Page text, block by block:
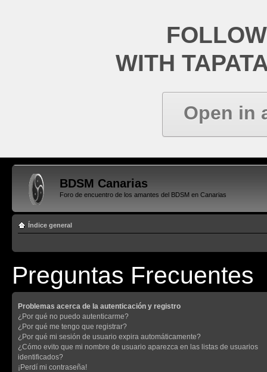
WITH
Open in
BDSM Canarias
Foro de encuentro de los amantes del BDSM en Canarias
Índice general
Preguntas Frecuentes
Problemas acerca de la autenticación y registro
¿Por qué no puedo autenticarme?
¿Por qué me tengo que registrar?
¿Por qué mi sesión de usuario expira automáticamente?
¿Cómo evito que mi nombre de usuario aparezca en las listas de usuarios
identificados?
¡Perdí mi contraseña!